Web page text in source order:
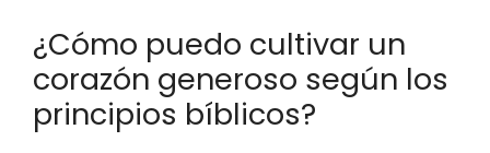
¿Cómo puedo cultivar un
corazón generoso según los
principios bíblicos?